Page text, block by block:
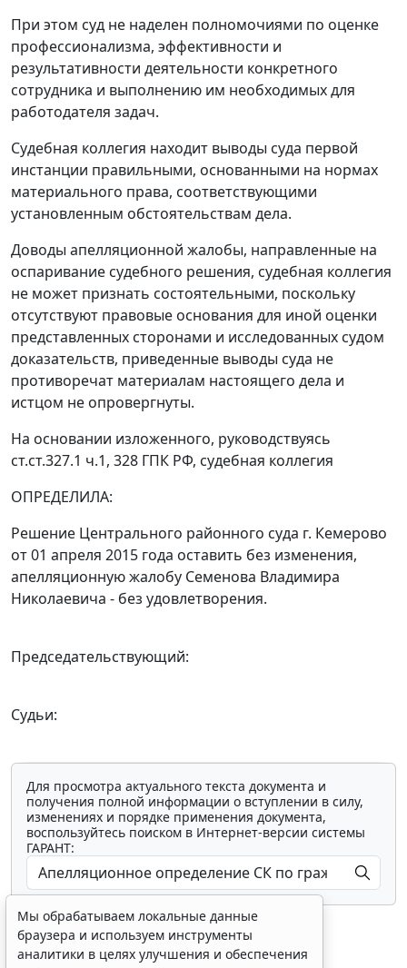
При этом суд не наделен полномочиями по оценке
профессионализма, эффективности и
результативности деятельности конкретного
сотрудника и выполнению им необходимых для
работодателя задач.
Судебная коллегия находит выводы суда первой
инстанции правильными, основанными на нормах
материального права, соответствующими
установленным обстоятельствам дела.
Доводы апелляционной жалобы, направленные на
оспаривание судебного решения, судебная коллегия
не может признать состоятельными, поскольку
отсутствуют правовые основания для иной оценки
представленных сторонами и исследованных судом
доказательств, приведенные выводы суда не
противоречат материалам настоящего дела и
истцом не опровергнуты.
На основании изложенного, руководствуясь
ст.ст.327.1 ч.1, 328 ГПК РФ, судебная коллегия
ОПРЕДЕЛИЛА:
Решение Центрального районного суда г. Кемерово
от 01 апреля 2015 года оставить без изменения,
апелляционную жалобу Семенова Владимира
Николаевича - без удовлетворения.
Председательствующий:
Судьи:
Для просмотра актуального текста документа и
получения полной информации о вступлении в силу,
изменениях и порядке применения документа,
воспользуйтесь поиском в Интернет-версии системы
ГАРАНТ:
Мы обрабатываем локальные данные
браузера и используем инструменты
аналитики в целях улучшения и обеспечения